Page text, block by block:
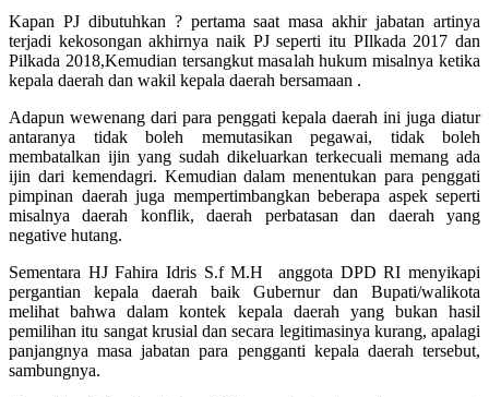
Kapan PJ dibutuhkan ? pertama saat masa akhir jabatan artinya
terjadi kekosongan akhirnya naik PJ seperti itu PIlkada 2017 dan
Pilkada 2018,Kemudian tersangkut masalah hukum misalnya ketika
kepala daerah dan wakil kepala daerah bersamaan .
Adapun wewenang dari para penggati kepala daerah ini juga diatur
antaranya tidak boleh memutasikan pegawai, tidak boleh
membatalkan ijin yang sudah dikeluarkan terkecuali memang ada
ijin dari kemendagri. Kemudian dalam menentukan para penggati
pimpinan daerah juga mempertimbangkan beberapa aspek seperti
misalnya daerah konflik, daerah perbatasan dan daerah yang
negative hutang.
Sementara HJ Fahira Idris S.f M.H anggota DPD RI menyikapi
pergantian kepala daerah baik Gubernur dan Bupati/walikota
melihat bahwa dalam kontek kepala daerah yang bukan hasil
pemilihan itu sangat krusial dan secara legitimasinya kurang, apalagi
panjangnya masa jabatan para pengganti kepala daerah tersebut,
sambungnya.